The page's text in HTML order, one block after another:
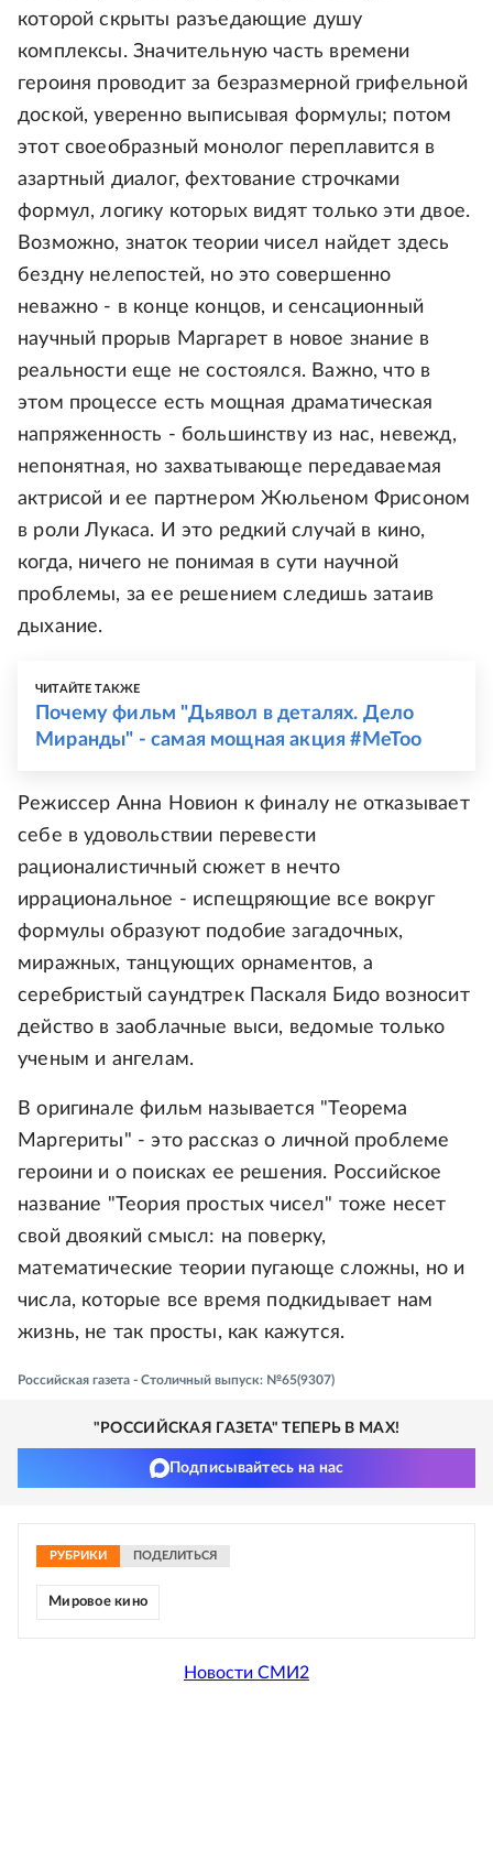
которой скрыты разъедающие душу
комплексы. Значительную часть времени
героиня проводит за безразмерной грифельной
доской, уверенно выписывая формулы; потом
этот своеобразный монолог переплавится в
азартный диалог, фехтование строчками
формул, логику которых видят только эти двое.
Возможно, знаток теории чисел найдет здесь
бездну нелепостей, но это совершенно
неважно - в конце концов, и сенсационный
научный прорыв Маргарет в новое знание в
реальности еще не состоялся. Важно, что в
этом процессе есть мощная драматическая
напряженность - большинству из нас, невежд,
непонятная, но захватывающе передаваемая
актрисой и ее партнером Жюльеном Фрисоном
в роли Лукаса. И это редкий случай в кино,
когда, ничего не понимая в сути научной
проблемы, за ее решением следишь затаив
дыхание.
ЧИТАЙТЕ ТАКЖЕ
Почему фильм "Дьявол в деталях. Дело
Миранды" - самая мощная акция #MeToo
Режиссер Анна Новион к финалу не отказывает
себе в удовольствии перевести
рационалистичный сюжет в нечто
иррациональное - испещряющие все вокруг
формулы образуют подобие загадочных,
миражных, танцующих орнаментов, а
серебристый саундтрек Паскаля Бидо возносит
действо в заоблачные выси, ведомые только
ученым и ангелам.
В оригинале фильм называется "Теорема
Маргериты" - это рассказ о личной проблеме
героини и о поисках ее решения. Российское
название "Теория простых чисел" тоже несет
свой двоякий смысл: на поверку,
математические теории пугающе сложны, но и
числа, которые все время подкидывает нам
жизнь, не так просты, как кажутся.
Российская газета - Столичный выпуск: №65(9307)
"РОССИЙСКАЯ ГАЗЕТА" ТЕПЕРЬ В MAX!
Подписывайтесь на нас
РУБРИКИ ПОДЕЛИТЬСЯ
Мировое кино
Новости СМИ2